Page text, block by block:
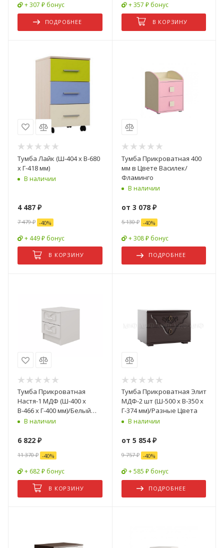
+ 307 ₽ бонус
ПОДРОБНЕЕ
+ 357 ₽ бонус
В КОРЗИНУ
Тумба Лайк (Ш-404 х В-680
х Г-418 мм)
В наличии
4 487 ₽
7 479₽ -40%
+ 449 ₽ бонус
В КОРЗИНУ
Тумба Прикроватная 400
мм в Цвете Василек/
Фламинго
В наличии
от 3 078 ₽
5 130 ₽ -40%
+ 308 ₽ бонус
ПОДРОБНЕЕ
Тумба Прикроватная
Настя-1 МДФ (Ш-400 x
В-466 x Г-400 мм)/Белый
Глянец- 2 шт
В наличии
6 822 ₽
11 370₽ -40%
+ 682 ₽ бонус
В КОРЗИНУ
Тумба Прикроватная Элит
МДФ-2 шт (Ш-500 х В-350 х
Г-374 мм)/Разные Цвета
В наличии
от 5 854 ₽
9 757 ₽ -40%
+ 585 ₽ бонус
ПОДРОБНЕЕ